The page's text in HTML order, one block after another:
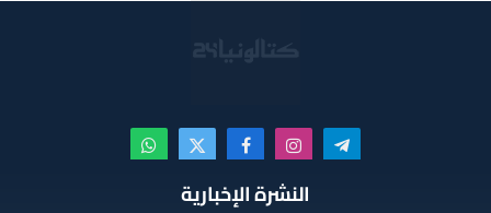
تيلقرام الانستغرامفيسبوكX
(Twitter)
واتساب
النشرة الإخبارية